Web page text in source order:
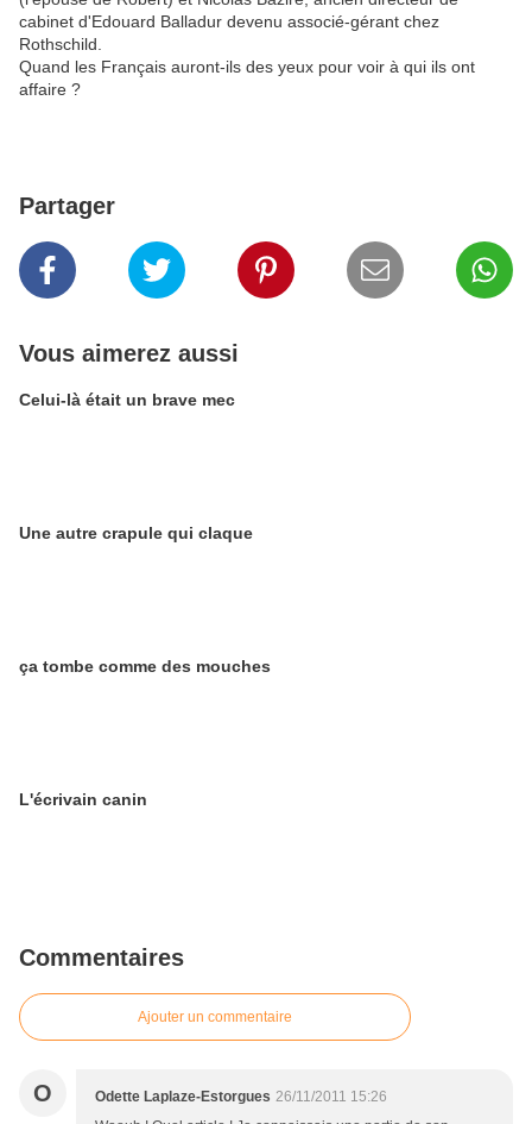
cabinet d'Edouard Balladur devenu associé-gérant chez
Rothschild.
Quand les Français auront-ils des yeux pour voir à qui ils ont
affaire ?
Partager
Vous aimerez aussi
Celui-là était un brave mec
Une autre crapule qui claque
ça tombe comme des mouches
L'écrivain canin
Commentaires
Ajouter un commentaire
O Odette Laplaze-Estorgues 26/11/2011 15:26